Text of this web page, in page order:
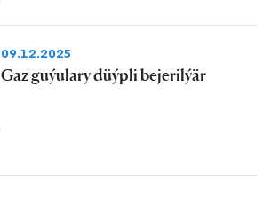
09.12.2025
Gaz guýulary düýpli bejerilýär